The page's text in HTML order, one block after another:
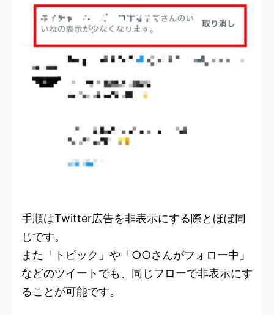
手順はTwitter広告を非表示にする際とほぼ同
じです。
また「トピック」や「○○さんがフォロー中」
などのツイートでも、同じフローで非表示にす
ることが可能です。